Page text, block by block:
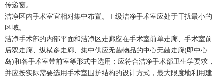
传递窗。
洁净区内手术室宜相对集中布置。Ⅰ级洁净手术室应处于干扰最小的
区域。
洁净手术部的内部平面和洁净区走廊应在手术室前单走廊、手术室前
后双走廊、纵横多走廊、集中供应无菌物品的中心无菌走廊(即中心
岛)和各手术室带前室等形式中选用；应符合洁净手术部卫生学要求，
并应按实际需要选用手术室围护结构的设计方式，最大限度地利用建